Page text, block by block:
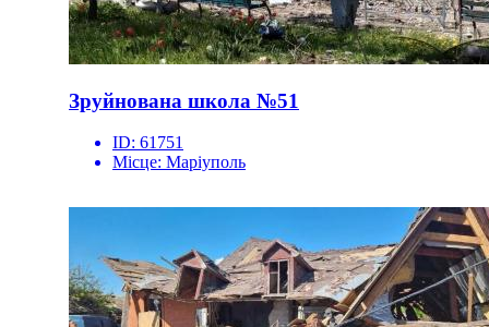
Зруйнована школа №51
ID: 61751
Місце: Маріуполь